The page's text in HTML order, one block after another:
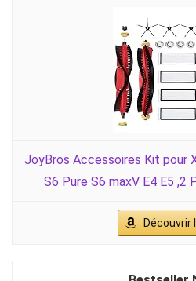
JoyBros Accessoires Kit pour
S6 Pure S6 maxV E4 E5 ,2
Découvrir